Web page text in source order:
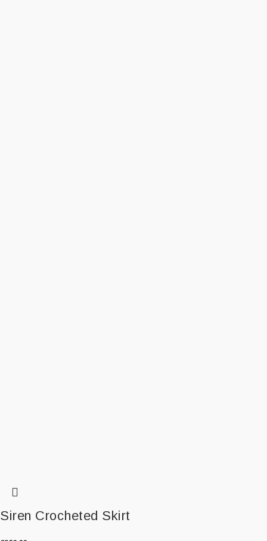
Siren Crocheted Skirt